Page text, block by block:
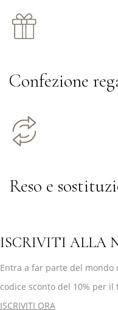
Confezione
Reso e
ISCRIVITI ALLA
Entra a far parte del
codice sconto del 10% per
ISCRIVITI ORA